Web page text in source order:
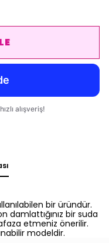
bir üründür.
damlattığınız bir suda
etmeniz önerilir.
modeldir.